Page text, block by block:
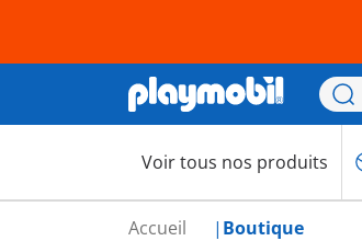
Voir tous nos produits
Accueil Boutique